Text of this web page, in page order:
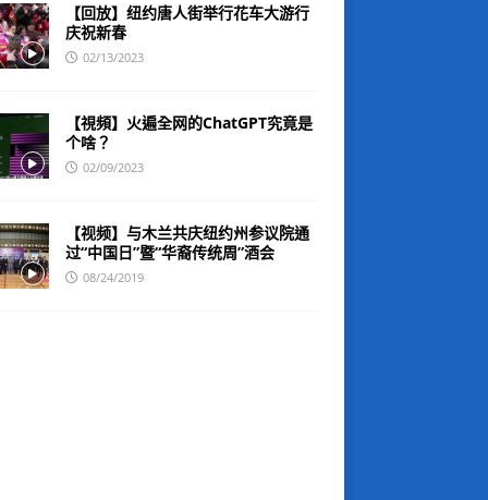
【回放】纽约唐人街举行花车大游行
庆祝新春
02/13/2023
【視頻】火遍全网的ChatGPT究竟是
个啥？
02/09/2023
【视频】与木兰共庆纽约州参议院通
过“中国日”暨“华裔传统周”酒会
08/24/2019